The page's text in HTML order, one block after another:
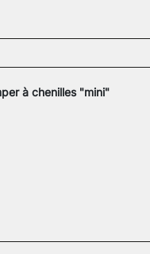
à chenilles "mini"